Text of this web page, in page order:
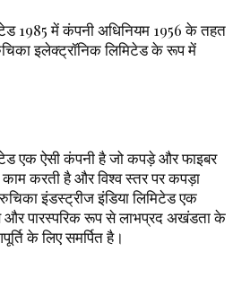
1985 में कंपनी अधिनियम 1956 के तहत
इलेक्ट्रॉनिक लिमिटेड के रूप में
एक ऐसी कंपनी है जो कपड़े और फाइबर
काम करती है और विश्व स्तर पर कपड़ा
रुचिका इंडस्ट्रीज इंडिया लिमिटेड एक
और पारस्परिक रूप से लाभप्रद अखंडता के
के लिए समर्पित है।